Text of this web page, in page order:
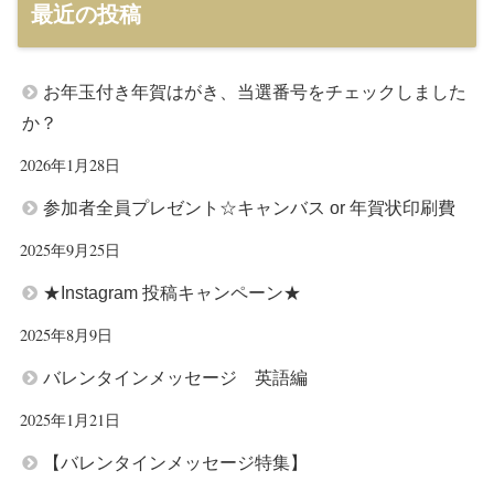
最近の投稿
お年玉付き年賀はがき、当選番号をチェックしました
か？
2026年1月28日
参加者全員プレゼント☆キャンバス or 年賀状印刷費
2025年9月25日
★Instagram 投稿キャンペーン★
2025年8月9日
バレンタインメッセージ 英語編
2025年1月21日
【バレンタインメッセージ特集】